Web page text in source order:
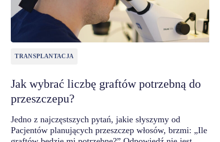
TRANSPLANTACJA
Jak wybrać liczbę graftów potrzebną do
przeszczepu?
Jedno z najczęstszych pytań, jakie słyszymy od
Pacjentów planujących przeszczep włosów, brzmi: „Ile